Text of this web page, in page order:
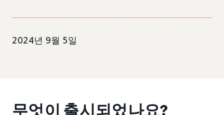
2024년 9월 5일
무엇이 출시되었나요?